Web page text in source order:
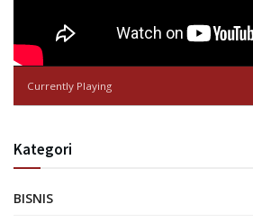
Currently Playing
Kategori
BISNIS